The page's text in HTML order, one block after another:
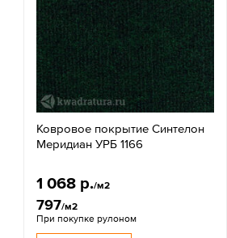
Ковровое покрытие Синтелон
Меридиан УРБ 1166
1 068 р./м2
797/м2
При покупке рулоном